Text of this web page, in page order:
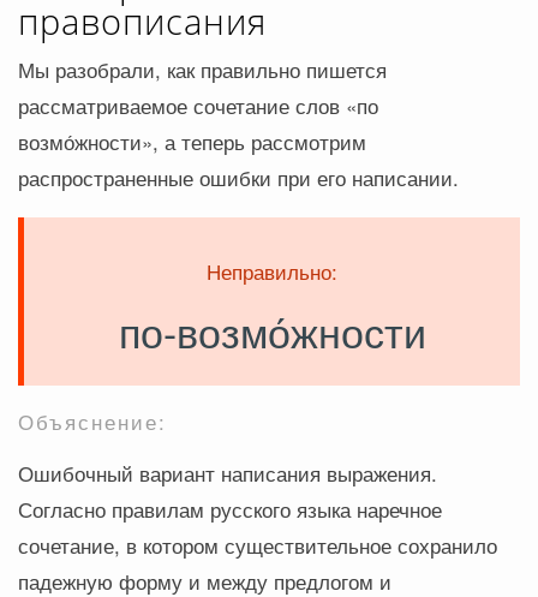
правописания
Мы разобрали, как правильно пишется
рассматриваемое сочетание слов «по
возмо́жности», а теперь рассмотрим
распространенные ошибки при его написании.
Неправильно:
по-возмо́жности
Объяснение:
Ошибочный вариант написания выражения.
Согласно правилам русского языка наречное
сочетание, в котором существительное сохранило
падежную форму и между предлогом и